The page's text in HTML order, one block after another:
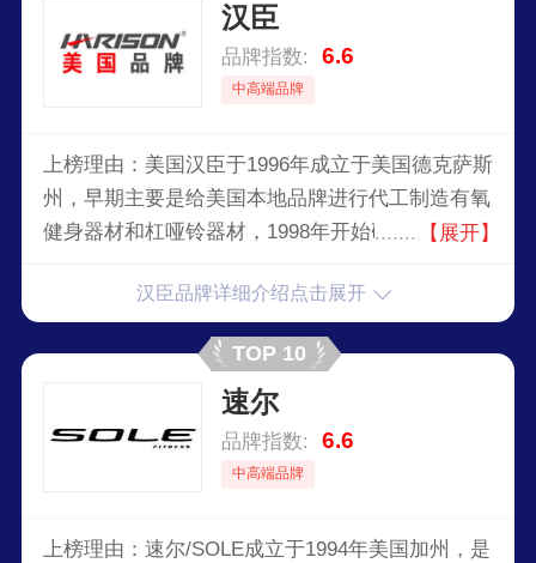
汉臣
品牌指数: 6.6
中高端品牌
上榜理由：美国汉臣于1996年成立于美国德克萨斯
州，早期主要是给美国本地品牌进行代工制造有氧
健身器材和杠哑铃器材，1998年开始研发和制造电
后续专注于商用健身房器材，和美国的24HOURS
以及WORDGYM等公司进行合作，提供专业的有
氧和力量运动器材。2003年进入亚洲，在台湾台南
设立制造基地服务亚太地区，2007年授权广州市汉
臣健身器材有限公司代理中国市场业务，开拓了中
国线下零售市场，得到良好的市场回馈，继而推出
【展开】
汉臣品牌详细介绍点击展开
TOP 10
速尔
品牌指数: 6.6
中高端品牌
上榜理由：速尔/SOLE成立于1994年美国加州，是